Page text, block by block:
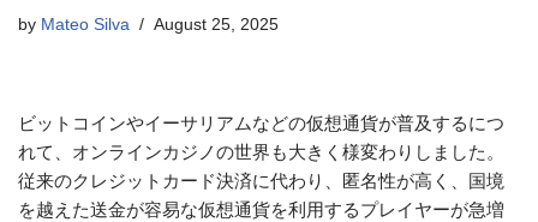
by Mateo Silva August 25, 2025
ビットコインやイーサリアムなどの仮想通貨が普及するにつ
れて、オンラインカジノの世界も大きく様変わりしました。
従来のクレジットカード決済に代わり、匿名性が高く、国境
を越えた送金が容易な仮想通貨を利用するプレイヤーが急増